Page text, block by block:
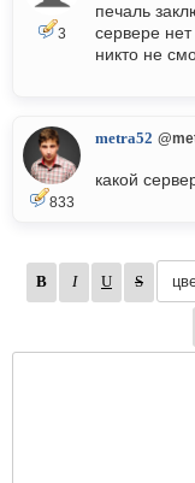
3
печаль
сервере
никто не
833
metra52
какой